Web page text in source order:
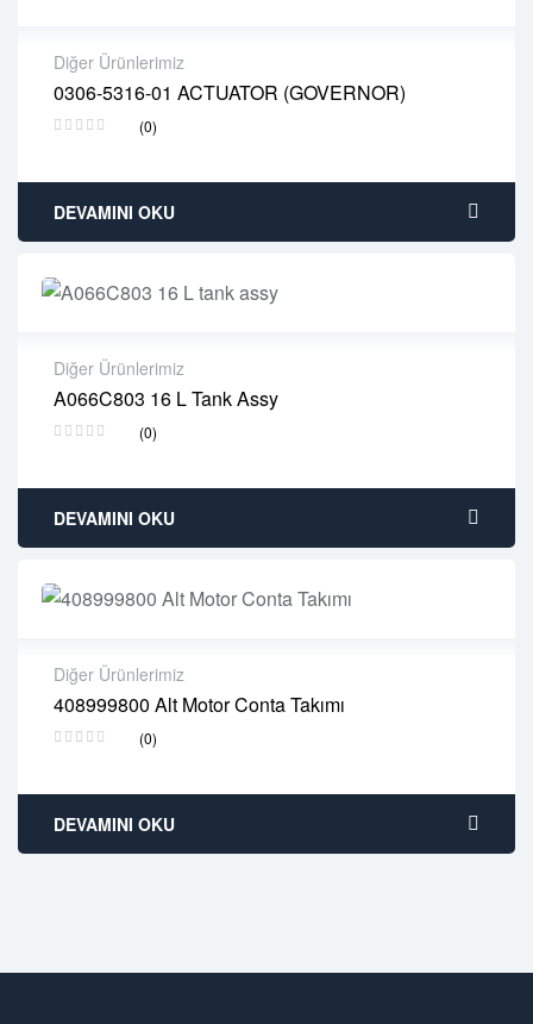
Diğer Ürünlerimiz
0306-5316-01 ACTUATOR (GOVERNOR)
(0)
2 years warranty
Delivery time: 1-2 business days
DEVAMINI OKU
Diğer Ürünlerimiz
A066C803 16 L Tank Assy
(0)
2 years warranty
Delivery time: 1-2 business days
DEVAMINI OKU
Diğer Ürünlerimiz
408999800 Alt Motor Conta Takımı
(0)
2 years warranty
Delivery time: 1-2 business days
DEVAMINI OKU